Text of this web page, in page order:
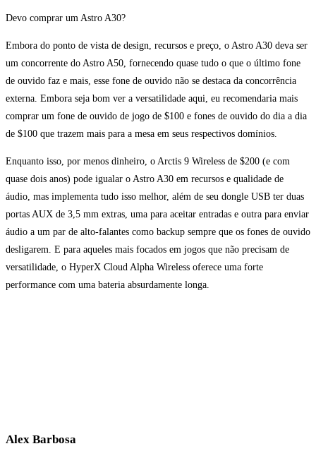
Devo comprar um Astro A30?
Embora do ponto de vista de design, recursos e preço, o Astro A30 deva ser
um concorrente do Astro A50, fornecendo quase tudo o que o último fone
de ouvido faz e mais, esse fone de ouvido não se destaca da concorrência
externa. Embora seja bom ver a versatilidade aqui, eu recomendaria mais
comprar um fone de ouvido de jogo de $100 e fones de ouvido do dia a dia
de $100 que trazem mais para a mesa em seus respectivos domínios.
Enquanto isso, por menos dinheiro, o Arctis 9 Wireless de $200 (e com
quase dois anos) pode igualar o Astro A30 em recursos e qualidade de
áudio, mas implementa tudo isso melhor, além de seu dongle USB ter duas
portas AUX de 3,5 mm extras, uma para aceitar entradas e outra para enviar
áudio a um par de alto-falantes como backup sempre que os fones de ouvido
desligarem. E para aqueles mais focados em jogos que não precisam de
versatilidade, o HyperX Cloud Alpha Wireless oferece uma forte
performance com uma bateria absurdamente longa.
Alex Barbosa